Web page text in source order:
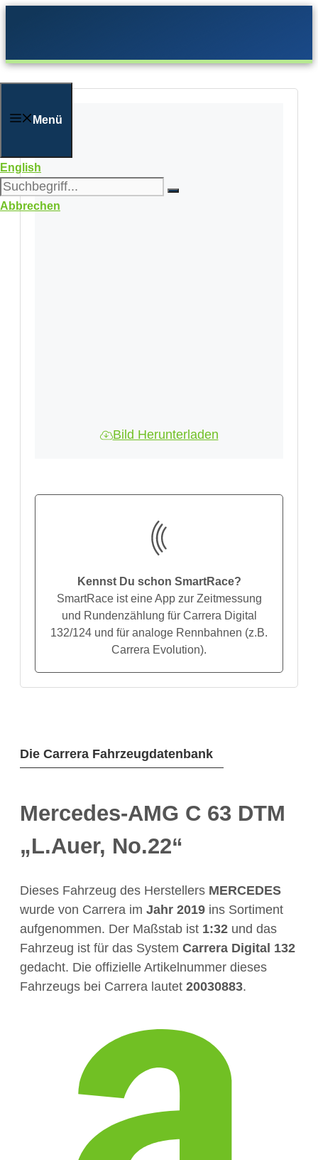
Menü
English
Abbrechen
Die Carrera Fahrzeugdatenbank
Mercedes-AMG C 63 DTM
„L.Auer, No.22“
Dieses Fahrzeug des Herstellers MERCEDES
wurde von Carrera im Jahr 2019 ins Sortiment
aufgenommen. Der Maßstab ist 1:32 und das
Fahrzeug ist für das System Carrera Digital 132
gedacht. Die offizielle Artikelnummer dieses
Fahrzeugs bei Carrera lautet 20030883.
Bild Herunterladen
Kennst Du schon SmartRace?
SmartRace ist eine App zur Zeitmessung
und Rundenzählung für Carrera Digital
132/124 und für analoge Rennbahnen (z.B.
Carrera Evolution).